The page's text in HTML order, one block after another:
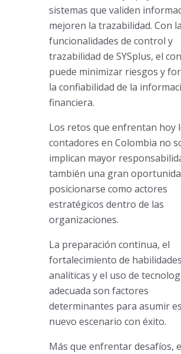
sistemas que validen
mejoren la trazabilidad. Con
funcionalidades de control y
trazabilidad de SYSplus, el
puede minimizar riesgos y
la confiabilidad de la
financiera.
Los retos que enfrentan hoy
contadores en Colombia no
implican mayor
también una gran
posicionarse como actores
estratégicos dentro de las
organizaciones.
La preparación continua, el
fortalecimiento de habilidades
analíticas y el uso de
adecuada son factores
determinantes para asumir
nuevo escenario con éxito.
Más que enfrentar desafíos,